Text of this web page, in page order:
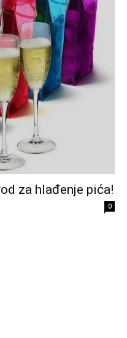
za hlađenje pića!
0